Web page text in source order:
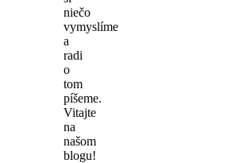
niečo
vymyslíme
a
radi
o
tom
píšeme.
Vitajte
na
našom
blogu!